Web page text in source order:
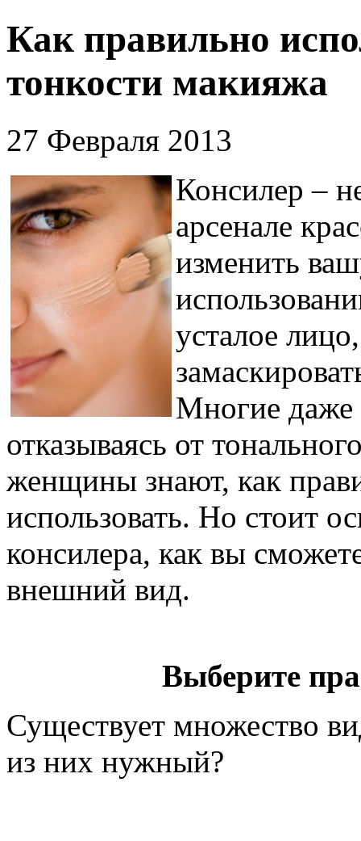
Как правильно
тонкости макияжа
27 Февраля 2013
Консилер –
арсенале
изменить
усталое
Многие даже
отказываясь от
женщины знают, как
использовать. Но стоит
консилера, как вы
внешний вид.
Выберите
Существует множество
из них нужный?